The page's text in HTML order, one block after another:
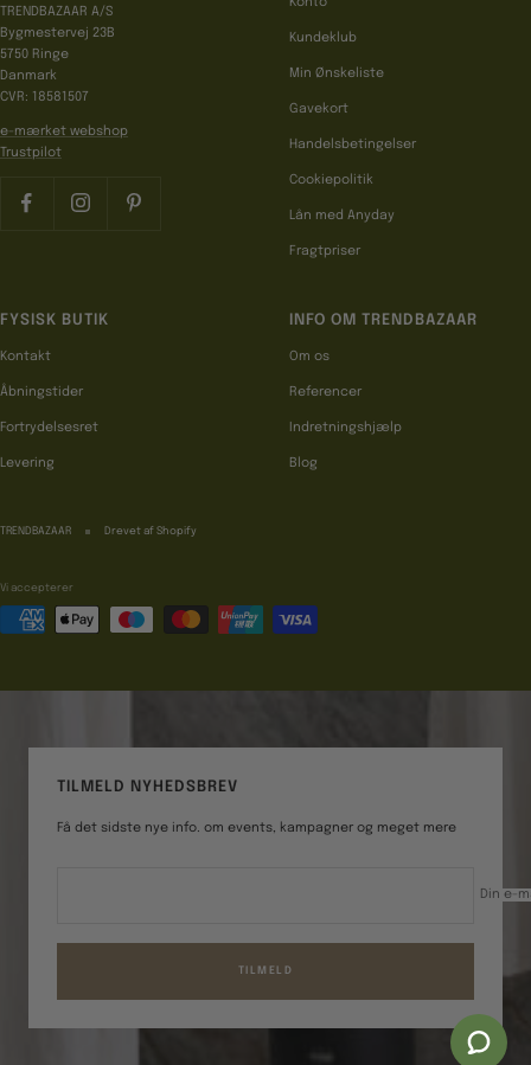
TRENDBAZAAR A/S
Bygmestervej 23B
5750 Ringe
Danmark
CVR: 18581507
e-mærket webshop
Trustpilot
Kundeklub
Min Ønskeliste
Gavekort
Handelsbetingelser
Cookiepolitik
Lån med Anyday
Fragtpriser
FYSISK BUTIK
Kontakt
Åbningstider
Fortrydelsesret
Levering
INFO OM TRENDBAZAAR
Om os
Referencer
Indretningshjælp
Blog
TRENDBAZAAR Drevet af Shopify
Vi accepterer
TILMELD NYHEDSBREV
Få det sidste nye info. om events, kampagner og meget mere
Din e-
TILMELD